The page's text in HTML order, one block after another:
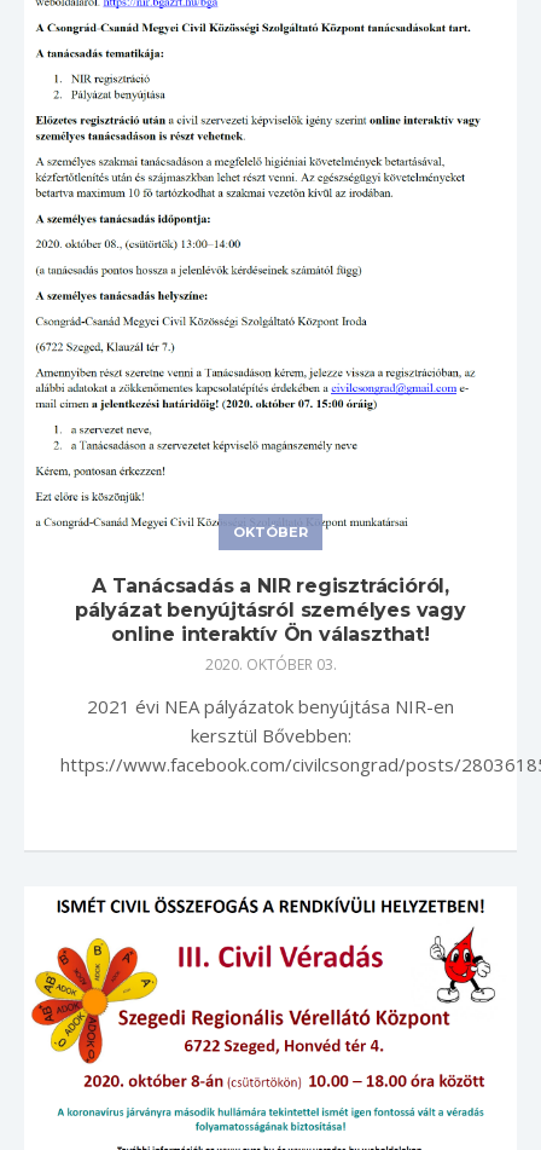
OKTÓBER
A Tanácsadás a NIR regisztrációról,
pályázat benyújtásról személyes vagy
online interaktív Ön választhat!
2020. OKTÓBER 03.
2021 évi NEA pályázatok benyújtása NIR-en
kersztül Bővebben:
https://www.facebook.com/civilcsongrad/posts/